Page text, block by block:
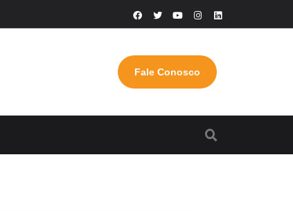
Fale Conosco